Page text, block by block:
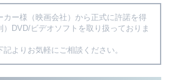
カー様（映画会社）から正式に許諾を得
DVD/ビデオソフトを取り扱っておりま
よりお気軽にご相談ください。